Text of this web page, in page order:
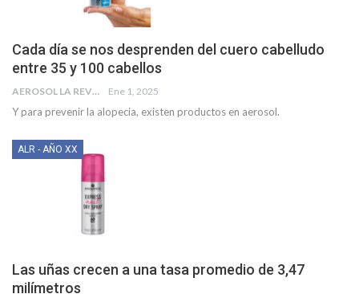
Cada día se nos desprenden del cuero cabelludo
entre 35 y 100 cabellos
AEROSOL LA REVISTA Ene 1, 2025
Y para prevenir la alopecia, existen productos en aerosol.
ALR - AÑO XX
Las uñas crecen a una tasa promedio de 3,47
milímetros